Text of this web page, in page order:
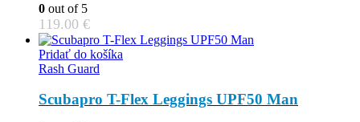
be
chosen
product
0 out of 5
119.00 €
Pridať do košíka
Rash Guard
Scubapro T-Flex Leggings UPF50 Man